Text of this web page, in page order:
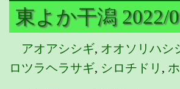
東よか干潟 2022/
アオアシシギ, オオソリハシ
ロツラヘラサギ, シロチドリ ,